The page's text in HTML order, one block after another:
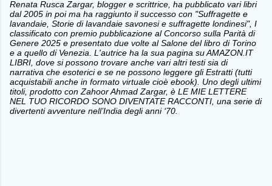
Renata Rusca Zargar, blogger e scrittrice, ha pubblicato vari libri
dal 2005 in poi ma ha raggiunto il successo con "Suffragette e
lavandaie, Storie di lavandaie savonesi e suffragette londinesi", I
classificato con premio pubblicazione al Concorso sulla Parità di
Genere 2025 e presentato due volte al Salone del libro di Torino
e a quello di Venezia. L'autrice ha la sua pagina su AMAZON.IT
LIBRI, dove si possono trovare anche vari altri testi sia di
narrativa che esoterici e se ne possono leggere gli Estratti (tutti
acquistabili anche in formato virtuale cioè ebook). Uno degli ultimi
titoli, prodotto con Zahoor Ahmad Zargar, è LE MIE LETTERE
NEL TUO RICORDO SONO DIVENTATE RACCONTI, una serie di
divertenti avventure nell’India degli anni ‘70.